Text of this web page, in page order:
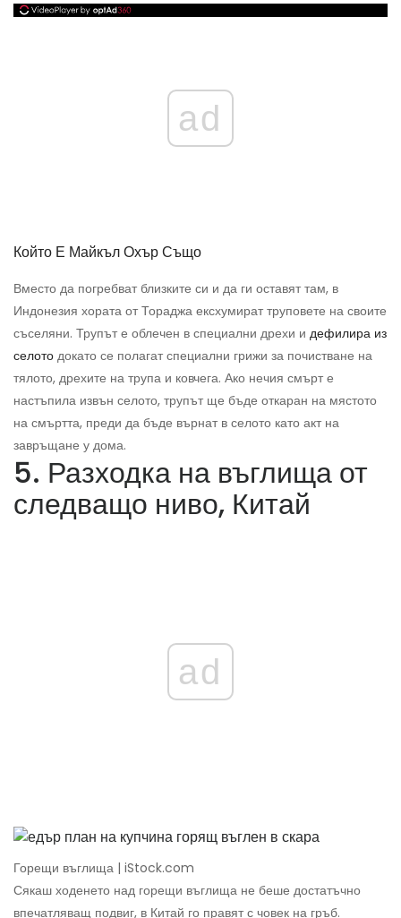
ad
Който Е Майкъл Охър Също
Вместо да погребват близките си и да ги оставят там, в
Индонезия хората от Тораджа ексхумират труповете на своите
съселяни. Трупът е облечен в специални дрехи и дефилира из
селото докато се полагат специални грижи за почистване на
тялото, дрехите на трупа и ковчега. Ако нечия смърт е
настъпила извън селото, трупът ще бъде откаран на мястото
на смъртта, преди да бъде върнат в селото като акт на
завръщане у дома.
5. Разходка на въглища от
следващо ниво, Китай
ad
Горещи въглища | iStock.com
Сякаш ходенето над горещи въглища не беше достатъчно
впечатляващ подвиг, в Китай го правят с човек на гръб.